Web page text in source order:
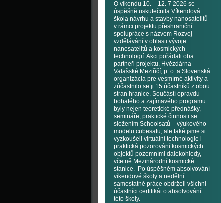
O víkendu 10. – 12. 7 2026 se
úspěšně uskutečnila Víkendová
škola návrhu a stavby nanosatelitů
v rámci projektu přeshraniční
spolupráce s názvem Rozvoj
vzdělávání v oblasti vývoje
nanosatelitů a kosmických
technologií. Akci pořádali oba
partneři projektu, Hvězdárna
Valašské Meziříčí, p. o. a Slovenská
organizácia pre vesmírné aktivity a
zúčastnilo se ji 15 účastníků z obou
stran hranice. Součástí opravdu
bohatého a zajímavého programu
byly nejen teoretické přednášky,
semináře, praktické činnosti se
složením Schoolsatů – výukového
modelu cubesatu, ale také jsme si
vyzkoušeli virtuální technologie i
praktická pozorování kosmických
objektů pozemními dalekohledy,
včetně Mezinárodní kosmické
stanice. Po úspěšném absolvování
víkendové školy a nedělní
samostatné práce obdrželi všichni
účastníci certifikát o absolvování
této školy.